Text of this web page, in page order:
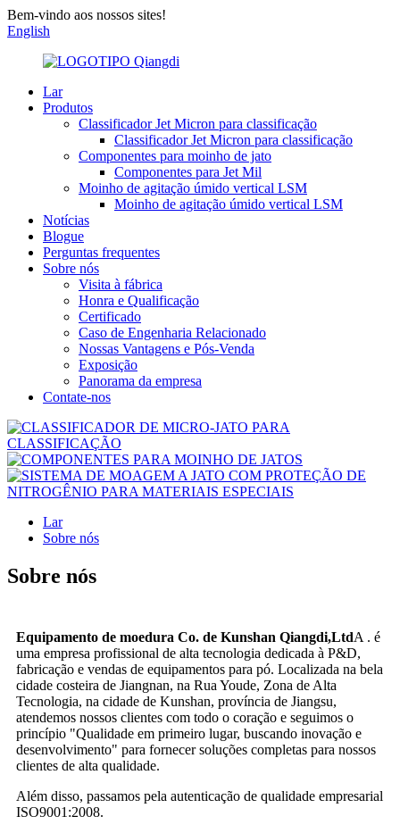
Bem-vindo aos nossos sites!
English
Lar
Produtos
Classificador Jet Micron para classificação
Classificador Jet Micron para classificação
Componentes para moinho de jato
Componentes para Jet Mil
Moinho de agitação úmido vertical LSM
Moinho de agitação úmido vertical LSM
Notícias
Blogue
Perguntas frequentes
Sobre nós
Visita à fábrica
Honra e Qualificação
Certificado
Caso de Engenharia Relacionado
Nossas Vantagens e Pós-Venda
Exposição
Panorama da empresa
Contate-nos
Lar
Sobre nós
Sobre nós
Equipamento de moedura Co. de Kunshan Qiangdi,LtdA . é
uma empresa profissional de alta tecnologia dedicada à P&D,
fabricação e vendas de equipamentos para pó. Localizada na bela
cidade costeira de Jiangnan, na Rua Youde, Zona de Alta
Tecnologia, na cidade de Kunshan, província de Jiangsu,
atendemos nossos clientes com todo o coração e seguimos o
princípio "Qualidade em primeiro lugar, buscando inovação e
desenvolvimento" para fornecer soluções completas para nossos
clientes de alta qualidade.
Além disso, passamos pela autenticação de qualidade empresarial
ISO9001:2008.